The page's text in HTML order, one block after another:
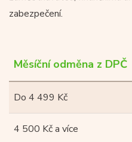
zabezpečení.
Měsíční odměna z DPČ
Do 4 499 Kč
4 500 Kč a více